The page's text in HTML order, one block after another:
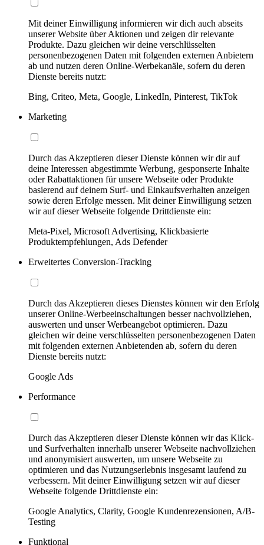
Mit deiner Einwilligung informieren wir dich auch abseits
unserer Website über Aktionen und zeigen dir relevante
Produkte. Dazu gleichen wir deine verschlüsselten
personenbezogenen Daten mit folgenden externen Anbietern
ab und nutzen deren Online-Werbekanäle, sofern du deren
Dienste bereits nutzt:
Bing, Criteo, Meta, Google, LinkedIn, Pinterest, TikTok
Marketing
Durch das Akzeptieren dieser Dienste können wir dir auf
deine Interessen abgestimmte Werbung, gesponserte Inhalte
oder Rabattaktionen für unsere Webseite oder Produkte
basierend auf deinem Surf- und Einkaufsverhalten anzeigen
sowie deren Erfolge messen. Mit deiner Einwilligung setzen
wir auf dieser Webseite folgende Drittdienste ein:
Meta-Pixel, Microsoft Advertising, Klickbasierte
Produktempfehlungen, Ads Defender
Erweitertes Conversion-Tracking
Durch das Akzeptieren dieses Dienstes können wir den Erfolg
unserer Online-Werbeeinschaltungen besser nachvollziehen,
auswerten und unser Werbeangebot optimieren. Dazu
gleichen wir deine verschlüsselten personenbezogenen Daten
mit folgenden externen Anbietenden ab, sofern du deren
Dienste bereits nutzt:
Google Ads
Performance
Durch das Akzeptieren dieser Dienste können wir das Klick-
und Surfverhalten innerhalb unserer Webseite nachvollziehen
und anonymisiert auswerten, um unsere Webseite zu
optimieren und das Nutzungserlebnis insgesamt laufend zu
verbessern. Mit deiner Einwilligung setzen wir auf dieser
Webseite folgende Drittdienste ein:
Google Analytics, Clarity, Google Kundenrezensionen, A/B-
Testing
Funktional